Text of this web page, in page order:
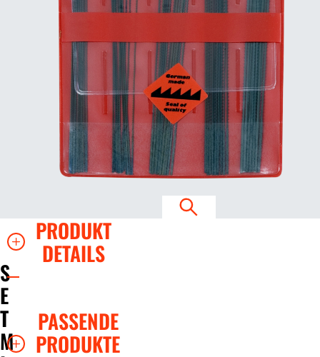
S
E
T
M
PRODUKT
DETAILS
PASSENDE
PRODUKTE